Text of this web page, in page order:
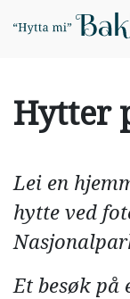
Hytter
Lei en
hytte ved
Et besøk på